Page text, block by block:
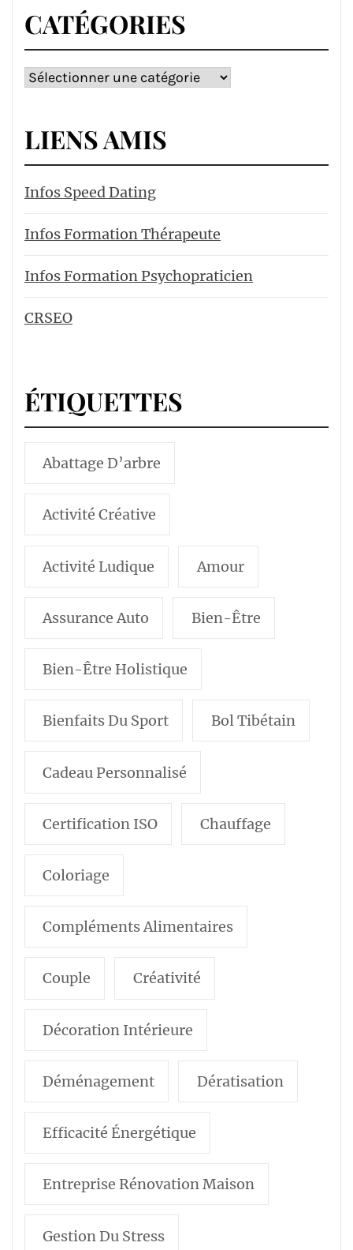
CATÉGORIES
Catégories
LIENS AMIS
Infos Speed Dating
Infos Formation Thérapeute
Infos Formation Psychopraticien
CRSEO
ÉTIQUETTES
Abattage D’arbre
Activité Créative
Activité Ludique Amour
Assurance Auto Bien-Être
Bien-Être Holistique
Bienfaits Du Sport Bol Tibétain
Cadeau Personnalisé
Certification ISO Chauffage
Coloriage
Compléments Alimentaires
Couple Créativité
Décoration Intérieure
Déménagement Dératisation
Efficacité Énergétique
Entreprise Rénovation Maison
Gestion Du Stress